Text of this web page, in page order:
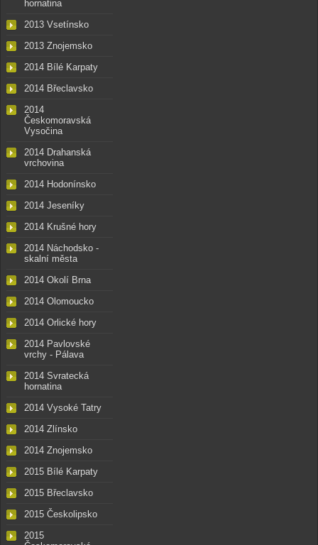
hornatina
2013 Vsetínsko
2013 Znojemsko
2014 Bílé Karpaty
2014 Břeclavsko
2014
Českomoravská
Vysočina
2014 Drahanská
vrchovina
2014 Hodonínsko
2014 Jeseníky
2014 Krušné hory
2014 Náchodsko -
skalní města
2014 Okolí Brna
2014 Olomoucko
2014 Orlické hory
2014 Pavlovské
vrchy - Pálava
2014 Svratecká
hornatina
2014 Vysoké Tatry
2014 Zlínsko
2014 Znojemsko
2015 Bílé Karpaty
2015 Břeclavsko
2015 Českolipsko
2015